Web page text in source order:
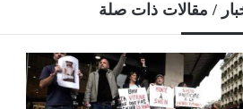
/ مقالات ذات صلة